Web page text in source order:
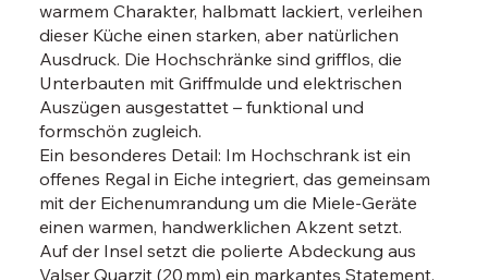
warmem Charakter, halbmatt lackiert, verleihen
dieser Küche einen starken, aber natürlichen
Ausdruck. Die Hochschränke sind grifflos, die
Unterbauten mit Griffmulde und elektrischen
Auszügen ausgestattet – funktional und
formschön zugleich.
Ein besonderes Detail: Im Hochschrank ist ein
offenes Regal in Eiche integriert, das gemeinsam
mit der Eichenumrandung um die Miele-Geräte
einen warmen, handwerklichen Akzent setzt.
Auf der Insel setzt die polierte Abdeckung aus
Valser Quarzit (20 mm) ein markantes Statement.